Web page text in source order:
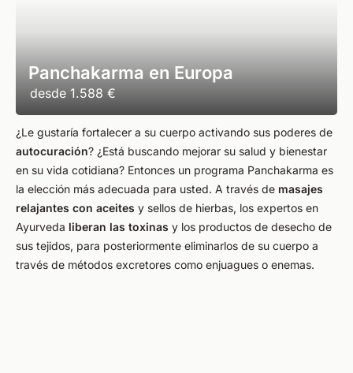
Panchakarma en Europa
desde 1.588 €
¿Le gustaría fortalecer a su cuerpo activando sus poderes de
autocuración? ¿Está buscando mejorar su salud y bienestar
en su vida cotidiana? Entonces un programa Panchakarma es
la elección más adecuada para usted. A través de masajes
relajantes con aceites y sellos de hierbas, los expertos en
Ayurveda liberan las toxinas y los productos de desecho de
sus tejidos, para posteriormente eliminarlos de su cuerpo a
través de métodos excretores como enjuagues o enemas.